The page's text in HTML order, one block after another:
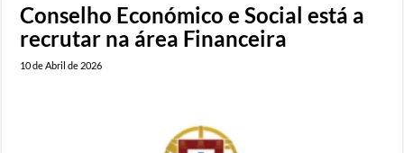
Conselho Económico e Social está a
recrutar na área Financeira
10 de Abril de 2026